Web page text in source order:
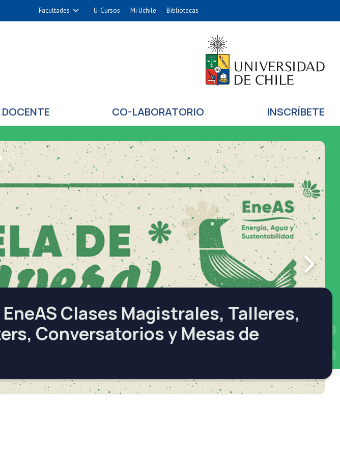
Facultades
Cs. Agronómicas
Cs. Forestales y Conservación
Cs. Sociales
Economía y Negocios
Filosofía y Humanidades
Gobierno
Medicina
Odontología
Estudios Avanzados en Educación
Estudios Internacionales
Nutrición y Tecnología de
Alimentos
Bachillerato
Hospital Clínico
U-Cursos Mi Uchile Bibliotecas
CO-LABORATORIO INSCRÍBETE
Clases Magistrales, Talleres,
Conversatorios y Mesas de